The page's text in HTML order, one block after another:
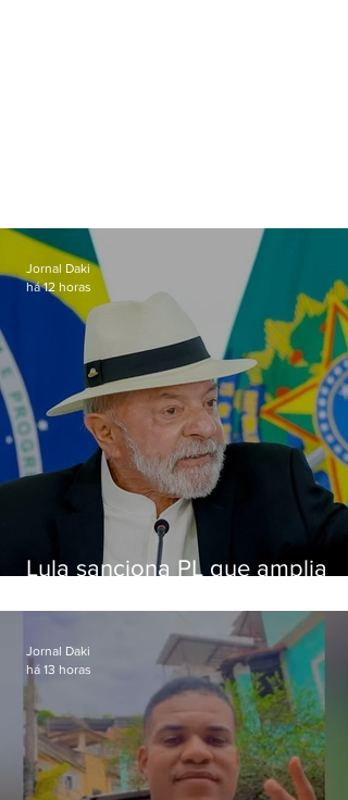
Lula sanciona PL que amplia
crianças
Jornal Daki
há 12 horas
Jornal Daki
há 13 horas